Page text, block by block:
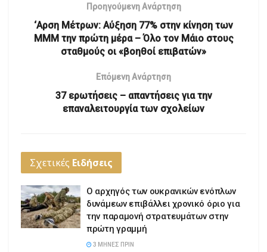
Προηγούμενη Ανάρτηση
‘Αρση Μέτρων: Αύξηση 77% στην κίνηση των
ΜΜΜ την πρώτη μέρα – Όλο τον Μάιο στους
σταθμούς οι «βοηθοί επιβατών»
Επόμενη Ανάρτηση
37 ερωτήσεις – απαντήσεις για την
επαναλειτουργία των σχολείων
Σχετικές Ειδήσεις
Ο αρχηγός των ουκρανικών ενόπλων
δυνάμεων επιβάλλει χρονικό όριο για
την παραμονή στρατευμάτων στην
πρώτη γραμμή
3 ΜΉΝΕΣ ΠΡΙΝ